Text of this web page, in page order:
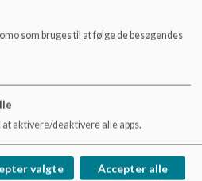
som bruges til at følge de besøgendes
aktivere/deaktivere alle apps.
valgte Accepter alle